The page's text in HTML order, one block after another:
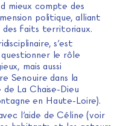
mieux compte des
politique, alliant
des faits territoriaux.
s’est
le rôle
mais aussi
Senouire dans la
La Chaise-Dieu
en Haute-Loire).
l’aide de Céline (voir